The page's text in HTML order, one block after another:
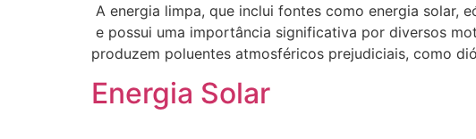
A energia limpa, que inclui fontes como energia
e possui uma importância significativa por diversos
produzem poluentes atmosféricos prejudiciais, como
Energia Solar